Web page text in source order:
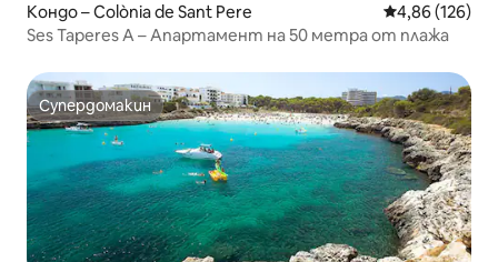
Кондо – Colònia de Sant Pere Средна
4,86 (126)
Ses Taperes A – Апартамент на 50 метра от плажа
Супердомакин
Супердомакин